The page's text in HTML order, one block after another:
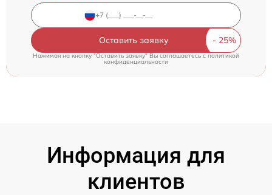
Оставить заявку
Нажимая на кнопку "Оставить заявку" Вы соглашаетесь cполитикой
конфиденциальности
Информация для
клиентов